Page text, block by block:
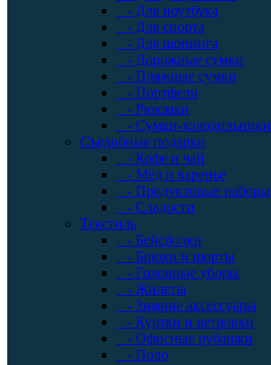
- Для ноутбука
- Для спорта
- Для шопинга
- Дорожные сумки
- Пляжные сумки
- Портфели
- Рюкзаки
- Сумки-холодильники
Съедобные подарки
- Кофе и чай
- Мёд и варенье
- Продуктовые наборы
- Сладости
Текстиль
- Бейсболки
- Брюки и шорты
- Головные уборы
- Жилеты
- Зимние аксессуары
- Куртки и ветровки
- Офисные рубашки
- Поло